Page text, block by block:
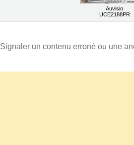
Auvisio
UCE2188PR
Signaler un contenu erroné ou une